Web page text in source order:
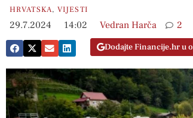
HRVATSKA,VIJESTI
29.7.2024 14:02 Vedran Harča 2
Dodajte Financije.hr u